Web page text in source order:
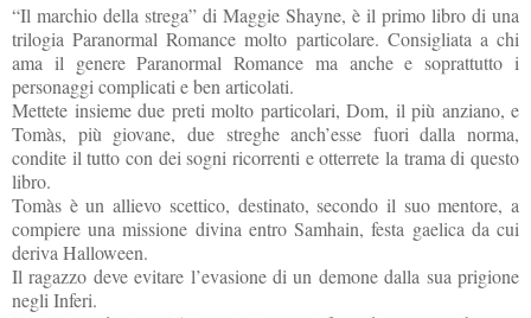
“Il marchio della strega” di Maggie Shayne, è il primo libro di una
trilogia Paranormal Romance molto particolare. Consigliata a chi
ama il genere Paranormal Romance ma anche e soprattutto i
personaggi complicati e ben articolati.
Mettete insieme due preti molto particolari, Dom, il più anziano, e
Tomàs, più giovane, due streghe anch’esse fuori dalla norma,
condite il tutto con dei sogni ricorrenti e otterrete la trama di questo
libro.
Tomàs è un allievo scettico, destinato, secondo il suo mentore, a
compiere una missione divina entro Samhain, festa gaelica da cui
deriva Halloween.
Il ragazzo deve evitare l’evasione di un demone dalla sua prigione
negli Inferi.